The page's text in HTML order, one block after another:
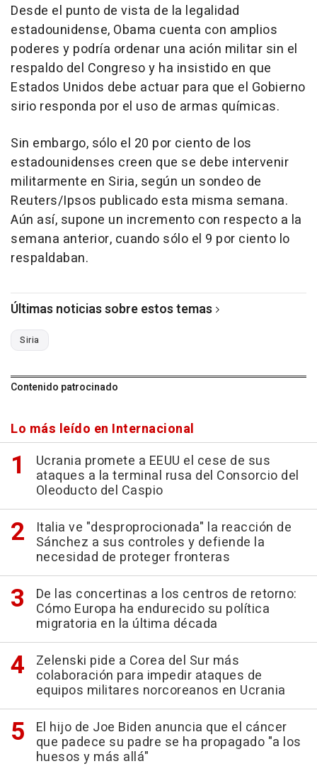
Desde el punto de vista de la legalidad
estadounidense, Obama cuenta con amplios
poderes y podría ordenar una ación militar sin el
respaldo del Congreso y ha insistido en que
Estados Unidos debe actuar para que el Gobierno
sirio responda por el uso de armas químicas.
Sin embargo, sólo el 20 por ciento de los
estadounidenses creen que se debe intervenir
militarmente en Siria, según un sondeo de
Reuters/Ipsos publicado esta misma semana.
Aún así, supone un incremento con respecto a la
semana anterior, cuando sólo el 9 por ciento lo
respaldaban.
Últimas noticias sobre estos temas
Siria
Contenido patrocinado
Lo más leído en Internacional
Ucrania promete a EEUU el cese de sus
ataques a la terminal rusa del Consorcio del
Oleoducto del Caspio
Italia ve "desproprocionada" la reacción de
Sánchez a sus controles y defiende la
necesidad de proteger fronteras
De las concertinas a los centros de retorno:
Cómo Europa ha endurecido su política
migratoria en la última década
Zelenski pide a Corea del Sur más
colaboración para impedir ataques de
equipos militares norcoreanos en Ucrania
El hijo de Joe Biden anuncia que el cáncer
que padece su padre se ha propagado "a los
huesos y más allá"